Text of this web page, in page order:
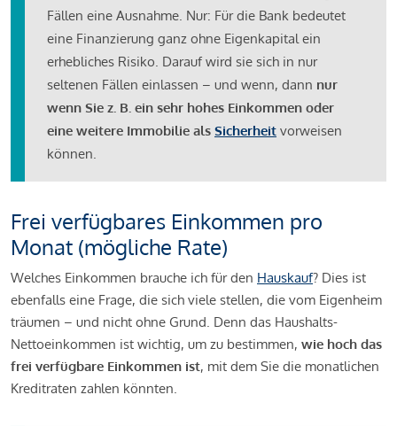
Fällen eine Ausnahme. Nur: Für die Bank bedeutet
eine Finanzierung ganz ohne Eigenkapital ein
erhebliches Risiko. Darauf wird sie sich in nur
seltenen Fällen einlassen – und wenn, dann nur
wenn Sie z. B. ein sehr hohes Einkommen oder
eine weitere Immobilie als Sicherheit vorweisen
können.
Frei verfügbares Einkommen pro
Monat (mögliche Rate)
Welches Einkommen brauche ich für den Hauskauf? Dies ist
ebenfalls eine Frage, die sich viele stellen, die vom Eigenheim
träumen – und nicht ohne Grund. Denn das Haushalts-
Nettoeinkommen ist wichtig, um zu bestimmen, wie hoch das
frei verfügbare Einkommen ist, mit dem Sie die monatlichen
Kreditraten zahlen könnten.